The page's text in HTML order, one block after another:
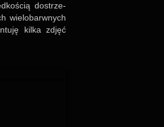
dostrze­
wie­lo­barw­nych
kilka zdjęć